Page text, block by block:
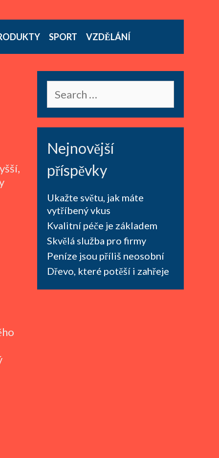
SPORT VZDĚLÁNÍ
for:
Nejnovější
příspěvky
Ukažte světu, jak máte
vytříbený vkus
Kvalitní péče je základem
Skvělá služba pro firmy
Peníze jsou příliš neosobní
Dřevo, které potěší i zahřeje